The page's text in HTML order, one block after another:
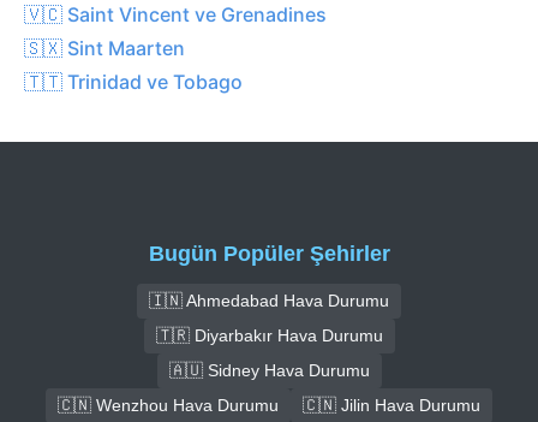
🇻🇨 Saint Vincent ve Grenadines
🇸🇽 Sint Maarten
🇹🇹 Trinidad ve Tobago
Bugün Popüler Şehirler
🇮🇳 Ahmedabad Hava Durumu
🇹🇷 Diyarbakır Hava Durumu
🇦🇺 Sidney Hava Durumu
🇨🇳 Wenzhou Hava Durumu
🇨🇳 Jilin Hava Durumu